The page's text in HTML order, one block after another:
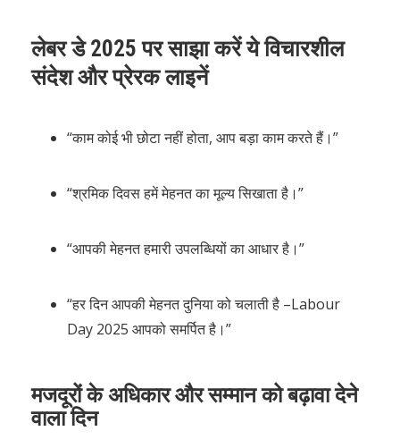
लेबर डे 2025 पर साझा करें ये विचारशील
संदेश और प्रेरक लाइनें
“काम कोई भी छोटा नहीं होता, आप बड़ा काम करते हैं।”
“श्रमिक दिवस हमें मेहनत का मूल्य सिखाता है।”
“आपकी मेहनत हमारी उपलब्धियों का आधार है।”
“हर दिन आपकी मेहनत दुनिया को चलाती है –Labour
Day 2025 आपको समर्पित है।”
मजदूरों के अधिकार और सम्मान को बढ़ावा देने
वाला दिन